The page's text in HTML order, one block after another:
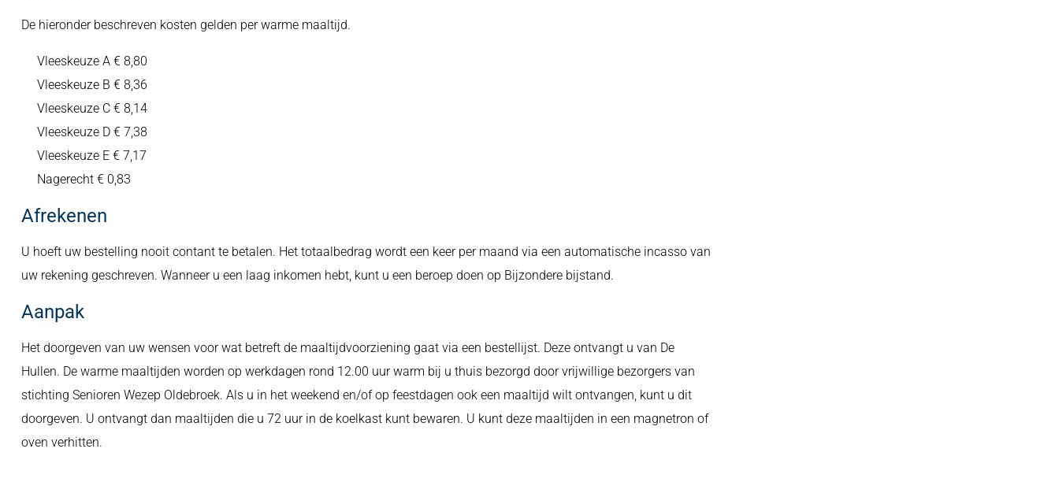
De hieronder beschreven kosten gelden per warme maaltijd.
Vleeskeuze A € 8,80
Vleeskeuze B € 8,36
Vleeskeuze C € 8,14
Vleeskeuze D € 7,38
Vleeskeuze E € 7,17
Nagerecht € 0,83
Afrekenen
U hoeft uw bestelling nooit contant te betalen. Het totaalbedrag wordt een keer per maand via een automatische incasso van
uw rekening geschreven. Wanneer u een laag inkomen hebt, kunt u een beroep doen op Bijzondere bijstand.
Aanpak
Het doorgeven van uw wensen voor wat betreft de maaltijdvoorziening gaat via een bestellijst. Deze ontvangt u van De
Hullen. De warme maaltijden worden op werkdagen rond 12.00 uur warm bij u thuis bezorgd door vrijwillige bezorgers van
stichting Senioren Wezep Oldebroek. Als u in het weekend en/of op feestdagen ook een maaltijd wilt ontvangen, kunt u dit
doorgeven. U ontvangt dan maaltijden die u 72 uur in de koelkast kunt bewaren. U kunt deze maaltijden in een magnetron of
oven verhitten.